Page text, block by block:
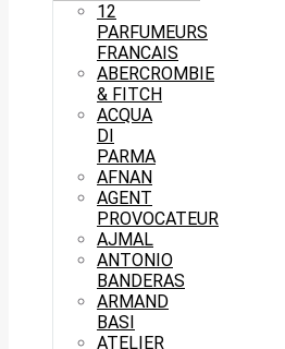
12
PARFUMEURS
FRANCAIS
ABERCROMBIE
& FITCH
ACQUA
DI
PARMA
AFNAN
AGENT
PROVOCATEUR
AJMAL
ANTONIO
BANDERAS
ARMAND
BASI
ATELIER